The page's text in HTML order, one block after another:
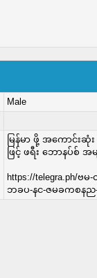
Male
မြန်မာ ဖို့ အကောင်း
ဖြင့် ဖရီး ဘောနပ်စ် အမ
https://
ဘခပ-နင-ဇမခကစနည